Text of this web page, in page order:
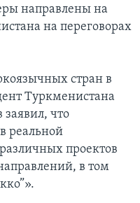
направлены на
на переговорах
стран в
Туркменистана
что
реальной
проектов
в том